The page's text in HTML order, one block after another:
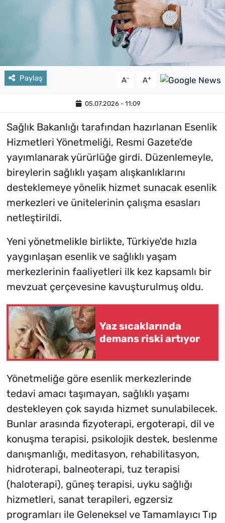
Paylaş A- A+
05.07.2026 - 11:09
Sağlık Bakanlığı tarafından hazırlanan Esenlik
Hizmetleri Yönetmeliği, Resmi Gazete'de
yayımlanarak yürürlüğe girdi. Düzenlemeyle,
bireylerin sağlıklı yaşam alışkanlıklarını
desteklemeye yönelik hizmet sunacak esenlik
merkezleri ve ünitelerinin çalışma esasları
netleştirildi.
Yeni yönetmelikle birlikte, Türkiye'de hızla
yaygınlaşan esenlik ve sağlıklı yaşam
merkezlerinin faaliyetleri ilk kez kapsamlı bir
mevzuat çerçevesine kavuşturulmuş oldu.
Yaz sıcaklarında
demans riski artıyor
Yönetmeliğe göre esenlik merkezlerinde
tedavi amacı taşımayan, sağlıklı yaşamı
destekleyen çok sayıda hizmet sunulabilecek.
Bunlar arasında fizyoterapi, ergoterapi, dil ve
konuşma terapisi, psikolojik destek, beslenme
danışmanlığı, meditasyon, rehabilitasyon,
hidroterapi, balneoterapi, tuz terapisi
(haloterapi), güneş terapisi, uyku sağlığı
hizmetleri, sanat terapileri, egzersiz
programları ile Geleneksel ve Tamamlayıcı Tıp